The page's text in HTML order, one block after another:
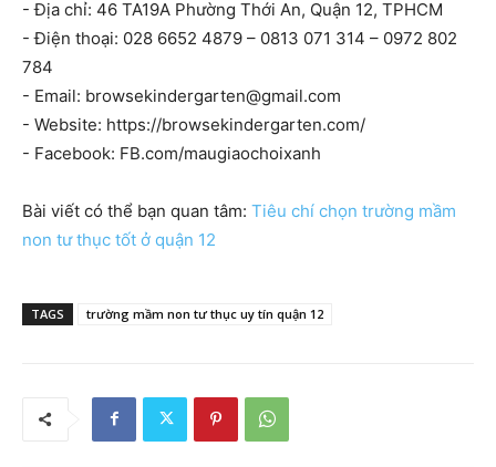
- Địa chỉ: 46 TA19A Phường Thới An, Quận 12, TPHCM
- Điện thoại: 028 6652 4879 – 0813 071 314 – 0972 802
784
- Email: browsekindergarten@gmail.com
- Website: https://browsekindergarten.com/
- Facebook: FB.com/maugiaochoixanh
Bài viết có thể bạn quan tâm: Tiêu chí chọn trường mầm
non tư thục tốt ở quận 12
TAGS trường mầm non tư thục uy tín quận 12